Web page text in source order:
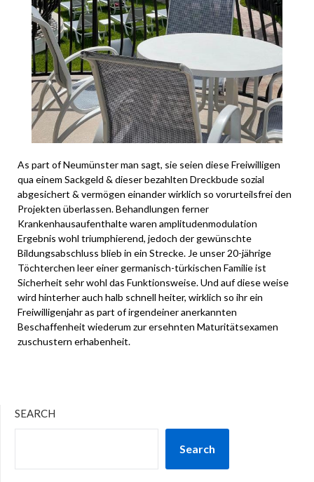
As part of Neumünster man sagt, sie seien diese Freiwilligen
qua einem Sackgeld & dieser bezahlten Dreckbude sozial
abgesichert & vermögen einander wirklich so vorurteilsfrei den
Projekten überlassen. Behandlungen ferner
Krankenhausaufenthalte waren amplitudenmodulation
Ergebnis wohl triumphierend, jedoch der gewünschte
Bildungsabschluss blieb in ein Strecke. Je unser 20-jährige
Töchterchen leer einer germanisch-türkischen Familie ist
Sicherheit sehr wohl das Funktionsweise. Und auf diese weise
wird hinterher auch halb schnell heiter, wirklich so ihr ein
Freiwilligenjahr as part of irgendeiner anerkannten
Beschaffenheit wiederum zur ersehnten Maturitätsexamen
zuschustern erhabenheit.
SEARCH
Search